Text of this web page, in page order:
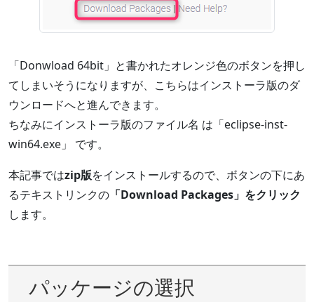
「Donwload 64bit」と書かれたオレンジ色のボタンを押し
てしまいそうになりますが、こちらはインストーラ版のダ
ウンロードへと進んできます。
ちなみにインストーラ版のファイル名 は「eclipse-inst-
win64.exe」 です。
本記事ではzip版をインストールするので、ボタンの下にあ
るテキストリンクの 「Download Packages」をクリック
します。
パッケージの選択